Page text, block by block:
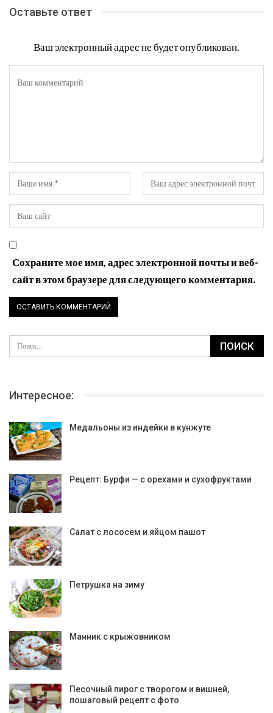
Оставьте ответ
Ваш электронный адрес не будет опубликован.
Сохраните мое имя, адрес электронной почты и веб-
сайт в этом браузере для следующего комментария.
Интересное:
Медальоны из индейки в кунжуте
Рецепт: Бурфи — с орехами и сухофруктами
Салат с лососем и яйцом пашот
Петрушка на зиму
Манник с крыжовником
Песочный пирог с творогом и вишней,
пошаговый рецепт с фото